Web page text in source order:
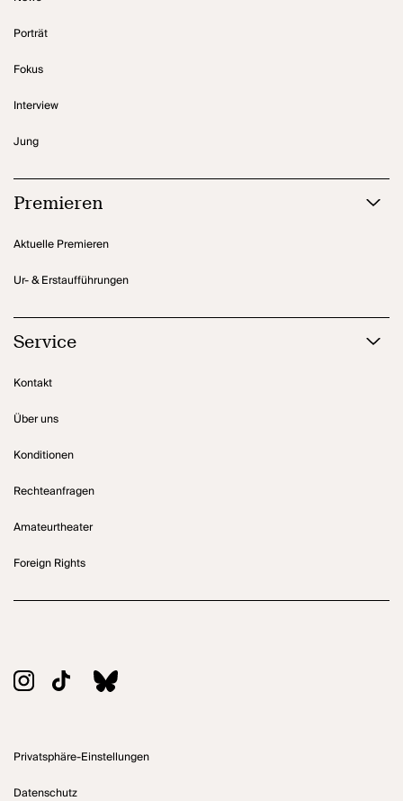
Porträt
Fokus
Interview
Jung
Premieren
Aktuelle Premieren
Ur- & Erstaufführungen
Service
Kontakt
Über uns
Konditionen
Rechteanfragen
Amateurtheater
Foreign Rights
Privatsphäre-Einstellungen
Datenschutz